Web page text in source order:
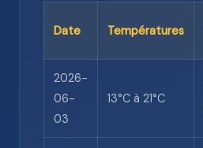
Date Températures
2026-
06-
03
13°C à 21°C